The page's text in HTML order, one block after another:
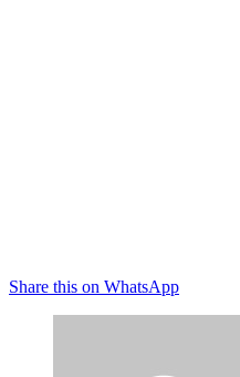
Share this on WhatsApp